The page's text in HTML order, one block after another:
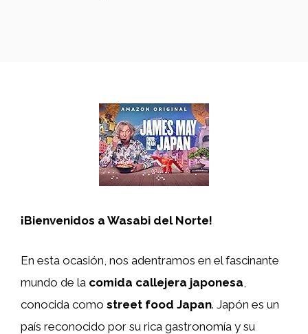
¡Bienvenidos a Wasabi del Norte!
En esta ocasión, nos adentramos en el fascinante
mundo de la comida callejera japonesa
conocida como street food Japan. Japón es un
país reconocido por su rica gastronomía y su